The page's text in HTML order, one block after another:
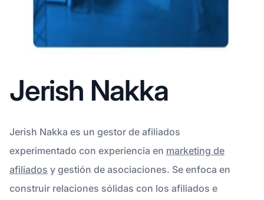
Jerish Nakka
Jerish Nakka es un gestor de afiliados
experimentado con experiencia en marketing de
afiliados y gestión de asociaciones. Se enfoca en
construir relaciones sólidas con los afiliados e